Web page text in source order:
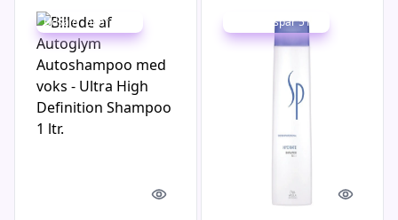
Udsalg - spar 16 %
Quick look
Udsalg - spar 51 %
Quick